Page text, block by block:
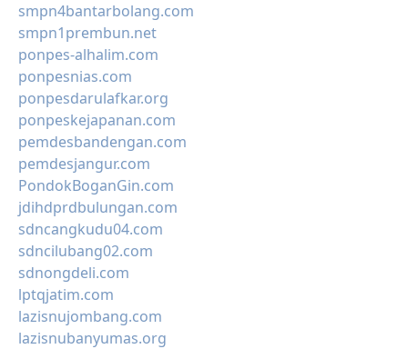
smpn4bantarbolang.com
smpn1prembun.net
ponpes-alhalim.com
ponpesnias.com
ponpesdarulafkar.org
ponpeskejapanan.com
pemdesbandengan.com
pemdesjangur.com
PondokBoganGin.com
jdihdprdbulungan.com
sdncangkudu04.com
sdncilubang02.com
sdnongdeli.com
lptqjatim.com
lazisnujombang.com
lazisnubanyumas.org